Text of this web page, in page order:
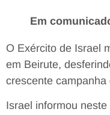
Em
O Exército de Israel
em Beirute,
crescente
Israel informou